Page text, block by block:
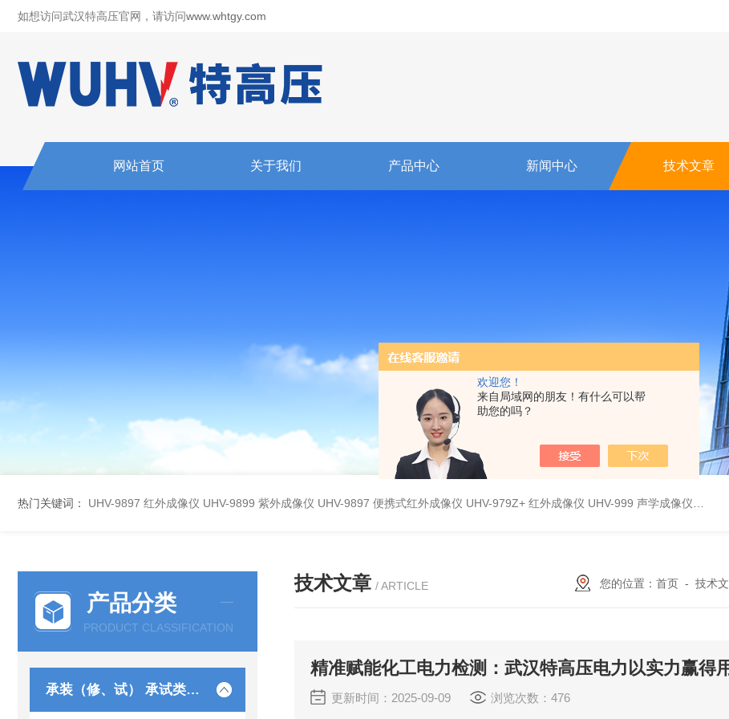
欢迎您！
来自局域网的朋友！有什么可以帮
助您的吗？
如想访问武汉特高压官网，请访问www.whtgy.com
网站首页 关于我们 产品中心 新闻中心 技术文章
热门关键词： UHV-9897 红外成像仪 UHV-9899 紫外成像仪 UHV-9897 便携式红外成像仪 UHV-979Z+ 红外成像仪 UHV-999 声学成像仪
产品分类
PRODUCT CLASSIFICATION
承装（修、试） 承试类仪器
技术文章 / ARTICLE 您的位置： 首页 - 技术
精准赋能化工电力检测：武汉特高压电力以实力赢得
更新时间：2025-09-09 浏览次数：476